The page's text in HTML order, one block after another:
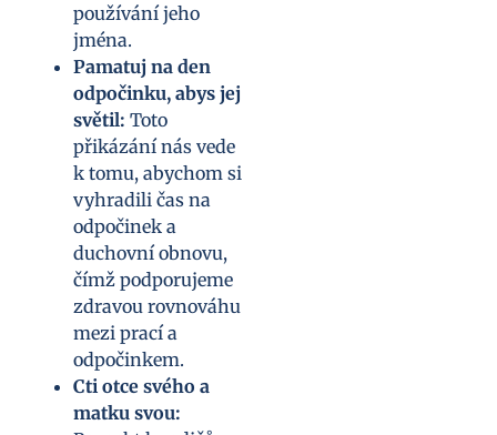
používání jeho
jména.
Pamatuj na den
odpočinku, abys jej
světil: Toto
přikázání nás vede
k tomu, abychom si
vyhradili čas na
odpočinek a
duchovní obnovu,
čímž podporujeme
zdravou rovnováhu
mezi prací a
odpočinkem.
Cti otce svého a
matku svou: